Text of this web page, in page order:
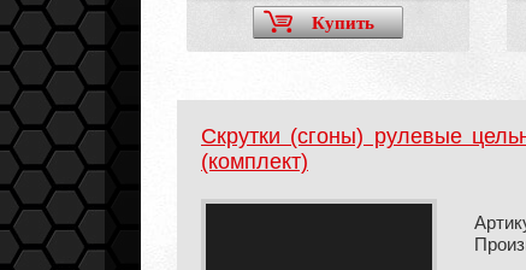
Купить
Скрутки (сгоны) рулевые
(комплект)